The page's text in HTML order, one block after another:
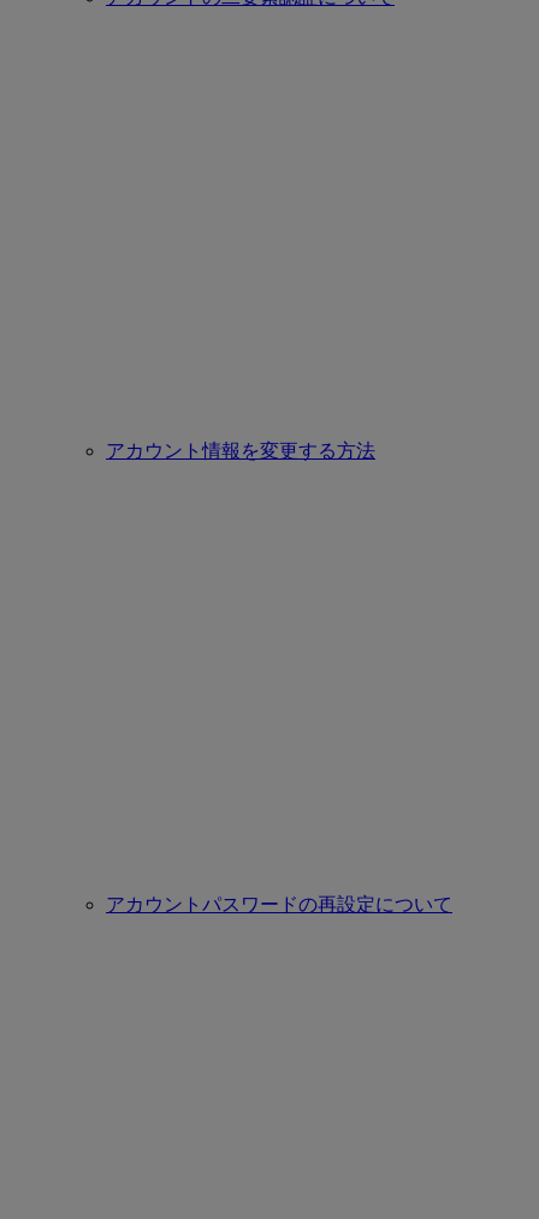
アカウント情報を変更する方法
アカウントパスワードの再設定について